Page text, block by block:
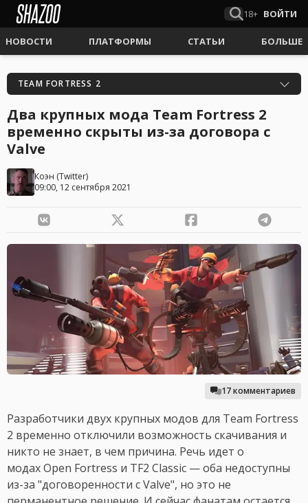
18+ ВОЙТИ
НОВОСТИ ПЛАТФОРМЫ СТАТЬИ БОЛЬШЕ
TEAM FORTRESS 2
Два крупных мода Team Fortress 2
временно скрыты из-за договора с
Valve
Коэн (Twitter)
09:00, 12 сентября 2021
17 комментариев
Разработчики двух крупных модов для Team Fortress
2 временно отключили возможность скачивания и
никто не знает, в чем причина. Речь идет о
модах Open Fortress и TF2 Classic — оба недоступны
из-за "договоренности с Valve", но это не